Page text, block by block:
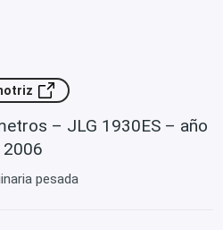
– JLG 1930ES – año
2006
pesada